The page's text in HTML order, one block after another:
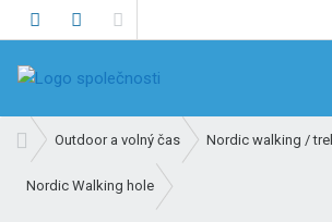
h
v
o
Outdoor a volný čas Nordic walking /
Nordic Walking hole